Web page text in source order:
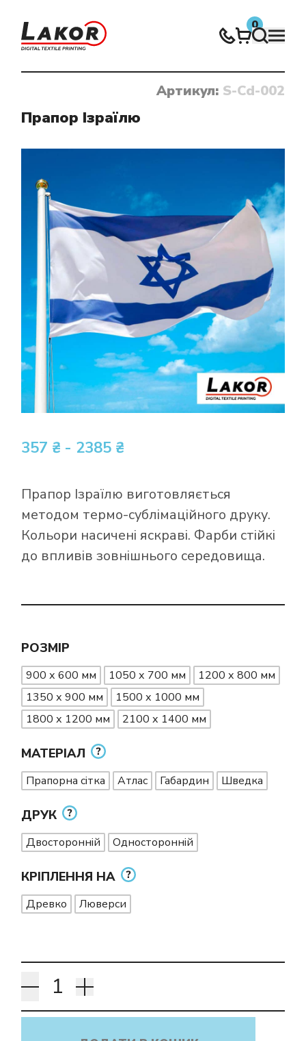
0
Нічого не знайдено
Артикул: S-Cd-002
Прапор Ізраїлю
357 ₴ - 2385 ₴
Прапор Ізраїлю виготовляється
методом термо-сублімаційного друку.
Кольори насичені яскраві. Фарби стійкі
до впливів зовнішнього середовища.
РОЗМІР
900 х 600 мм 1050 х 700 мм
1200 х 800 мм
1350 х 900 мм
1500 х 1000 мм
1800 х 1200 мм
2100 х 1400 мм
МАТЕРІАЛ
Прапорна сітка Атлас Габардин Шведка
ДРУК
Двосторонній Односторонній
КРІПЛЕННЯ НА
Древко Люверси